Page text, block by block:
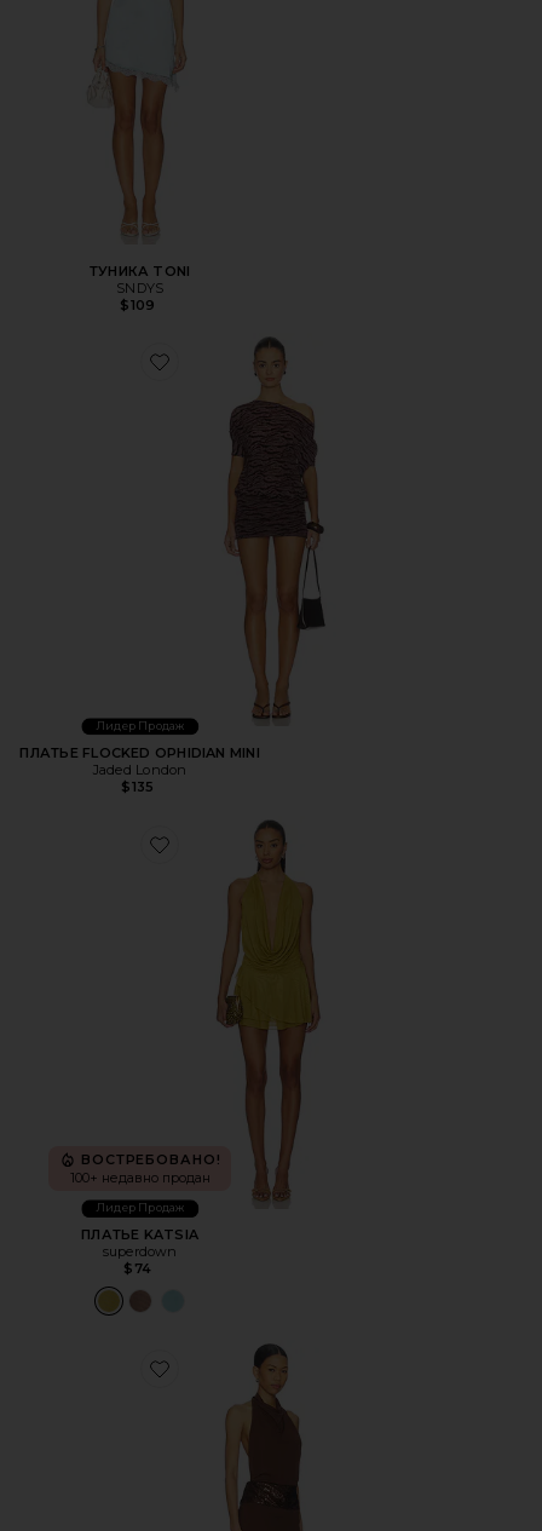
ТУНИКА TONI
SNDYS
$109
Favorite ПЛАТЬЕ FLOCKED OPHIDIAN MINI
Лидер Продаж
ПЛАТЬЕ FLOCKED OPHIDIAN MINI
Jaded London
$135
Favorite ПЛАТЬЕ KATSIA
ВОСТРЕБОВАНО!
100+ недавно продан
Лидер Продаж
ПЛАТЬЕ KATSIA
superdown
$74
Favorite МИНИ ПЛАТЬЕ HADAR